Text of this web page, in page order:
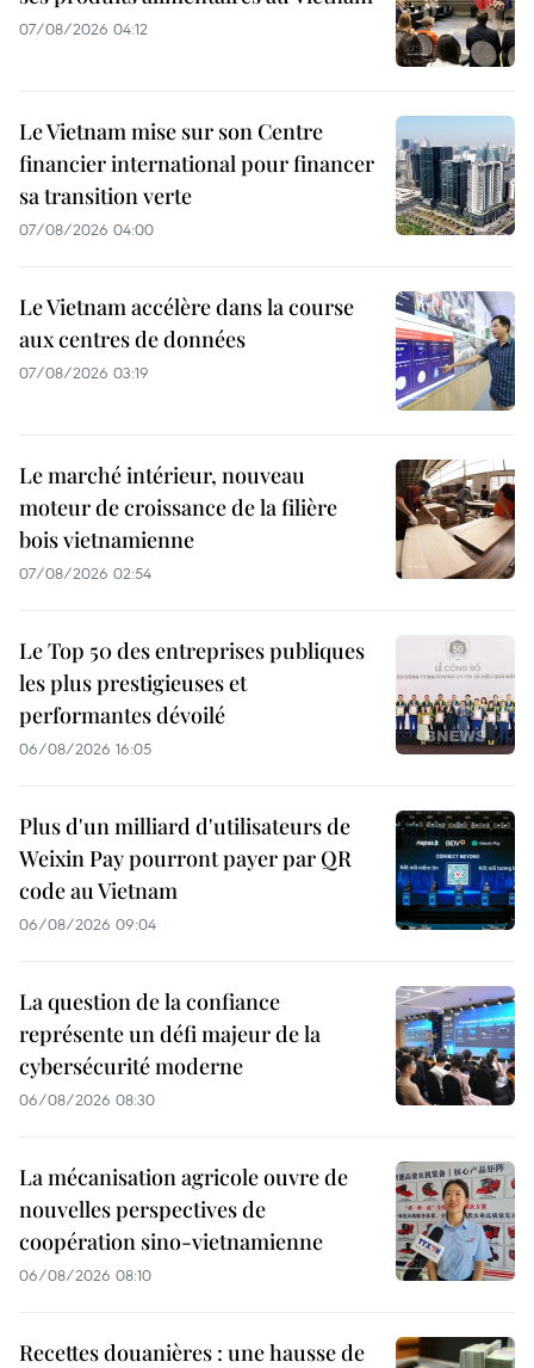
07/08/2026 04:12
Le Vietnam mise sur son Centre
financier international pour financer
sa transition verte
07/08/2026 04:00
Le Vietnam accélère dans la course
aux centres de données
07/08/2026 03:19
Le marché intérieur, nouveau
moteur de croissance de la filière
bois vietnamienne
07/08/2026 02:54
Le Top 50 des entreprises publiques
les plus prestigieuses et
performantes dévoilé
06/08/2026 16:05
Plus d'un milliard d'utilisateurs de
Weixin Pay pourront payer par QR
code au Vietnam
06/08/2026 09:04
La question de la confiance
représente un défi majeur de la
cybersécurité moderne
06/08/2026 08:30
La mécanisation agricole ouvre de
nouvelles perspectives de
coopération sino-vietnamienne
06/08/2026 08:10
Recettes douanières : une hausse de